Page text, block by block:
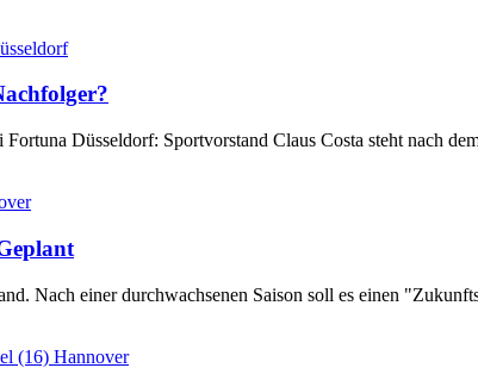
Düsseldorf: Sportvorstand Claus Costa steht nach
Nach einer durchwachsenen Saison soll es einen
Hannover